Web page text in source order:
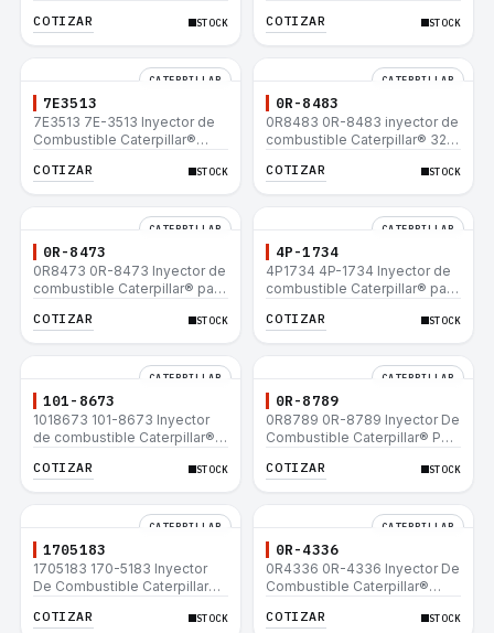
IT14B 910E
COTIZAR STOCK
IT14B 910E
COTIZAR STOCK
CATERPILLAR
7E3513
7E3513 7E-3513 Inyector de
Combustible Caterpillar®
IT14B 910E
COTIZAR STOCK
CATERPILLAR
0R-8483
0R8483 0R-8483 inyector de
combustible Caterpillar® 320
320N 320-A S IT18F IT28F
COTIZAR STOCK
CATERPILLAR
0R-8473
0R8473 0R-8473 Inyector de
combustible Caterpillar® para
COTIZAR STOCK
CATERPILLAR
4P-1734
4P1734 4P-1734 Inyector de
combustible Caterpillar® para
COTIZAR STOCK
CATERPILLAR
101-8673
1018673 101-8673 Inyector
de combustible Caterpillar®
COTIZAR STOCK
CATERPILLAR
0R-8789
0R8789 0R-8789 Inyector De
Combustible Caterpillar® PM-
RM-350 SM-350
COTIZAR STOCK
CATERPILLAR
1705183
1705183 170-5183 Inyector
De Combustible Caterpillar®
12H 140G 950B
COTIZAR STOCK
CATERPILLAR
0R-4336
0R4336 0R-4336 Inyector De
Combustible Caterpillar®
12H 140G 950B
COTIZAR STOCK